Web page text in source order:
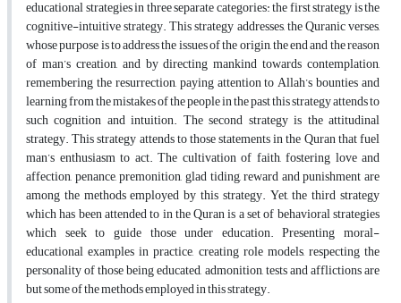
educational strategies in three separate categories: the first strategy is the
cognitive-intuitive strategy. This strategy addresses, the Quranic verses,
whose purpose is to address the issues of the origin, the end and the reason
of man’s creation, and by directing mankind towards contemplation,
remembering the resurrection, paying attention to Allah’s bounties and
learning from the mistakes of the people in the past this strategy attends to
such cognition and intuition. The second strategy is the attitudinal
strategy. This strategy attends to those statements in the Quran that fuel
man’s enthusiasm to act. The cultivation of faith, fostering love and
affection, penance, premonition, glad tiding, reward and punishment are
among the methods employed by this strategy. Yet, the third strategy
which has been attended to in the Quran is a set of behavioral strategies
which seek to guide those under education. Presenting moral-
educational examples in practice, creating role models, respecting the
personality of those being educated, admonition, tests and afflictions are
but some of the methods employed in this strategy.